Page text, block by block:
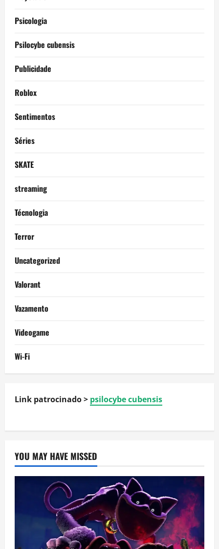
Psicologia
Psilocybe cubensis
Publicidade
Roblox
Sentimentos
Séries
SKATE
streaming
Técnologia
Terror
Uncategorized
Valorant
Vazamento
Videogame
Wi-Fi
Link patrocinado > psilocybe cubensis
YOU MAY HAVE MISSED